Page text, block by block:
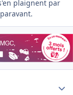
plaignent par